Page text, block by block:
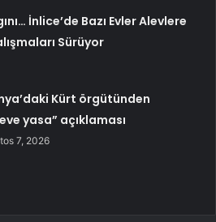
İnlice’de Bazı Evler Alevlere
Sürüyor
Kürt örgütünden
yasa” açıklaması
7, 2026